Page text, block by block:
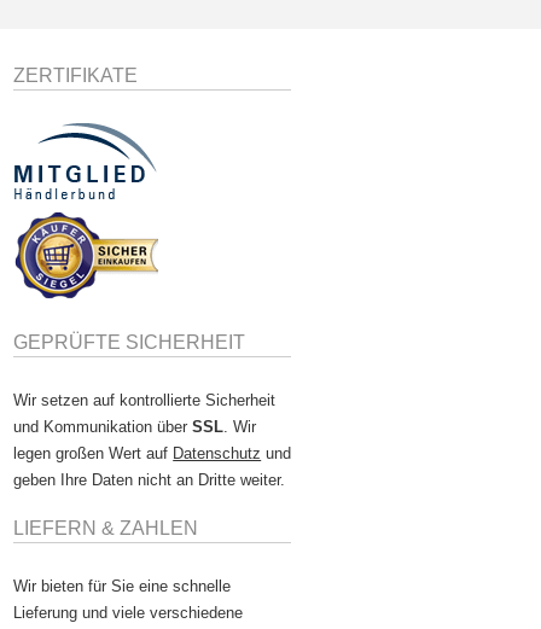
ZERTIFIKATE
GEPRÜFTE SICHERHEIT
Wir setzen auf kontrollierte Sicherheit
und Kommunikation überSSL. Wir
legen großen Wert auf Datenschutz und
geben Ihre Daten nicht an Dritte weiter.
LIEFERN & ZAHLEN
Wir bieten für Sie eine schnelle
Lieferung und viele verschiedene